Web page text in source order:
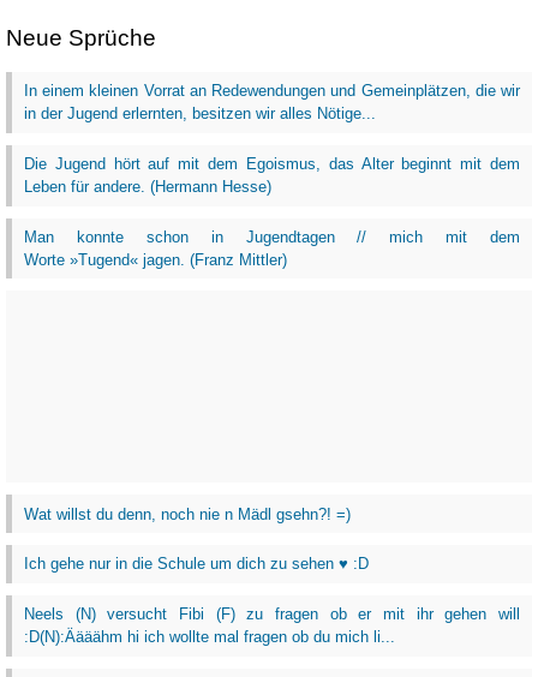
Neue Sprüche
In einem kleinen Vorrat an Redewendungen und Gemeinplätzen, die wir
in der Jugend erlernten, besitzen wir alles Nötige...
Die Jugend hört auf mit dem Egoismus, das Alter beginnt mit dem
Leben für andere. (Hermann Hesse)
Man konnte schon in Jugendtagen // mich mit dem
Worte »Tugend« jagen. (Franz Mittler)
Wat willst du denn, noch nie n Mädl gsehn?! =)
Ich gehe nur in die Schule um dich zu sehen ♥ :D
Neels (N) versucht Fibi (F) zu fragen ob er mit ihr gehen will
:D(N):Äääähm hi ich wollte mal fragen ob du mich li...